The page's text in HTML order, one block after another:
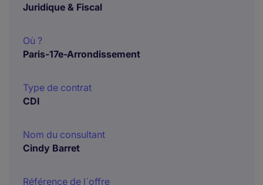
Juridique & Fiscal
Où ?
Paris-17e-Arrondissement
Type de contrat
CDI
Nom du consultant
Cindy Barret
Référence de l´offre